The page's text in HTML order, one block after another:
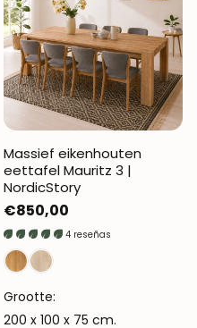
Massief eikenhouten
eettafel Mauritz 3 |
NordicStory
Normale
prijs
€850,00
4 reseñas
Grootte:
200 x 100 x 75 cm.